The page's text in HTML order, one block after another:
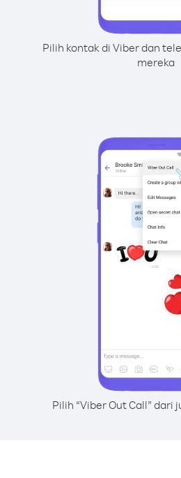
Pilih kontak di Viber dan
mereka
Pilih “Viber Out Call” dari